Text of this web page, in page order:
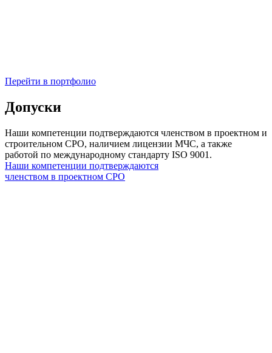
Перейти в портфолио
Допуски
Наши компетенции подтверждаются членством в проектном и
строительном СРО, наличием лицензии МЧС, а также
работой по международному стандарту ISO 9001.
Наши компетенции подтверждаются
членством в проектном СРО